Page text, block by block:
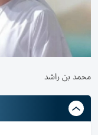
محمد بن راشد